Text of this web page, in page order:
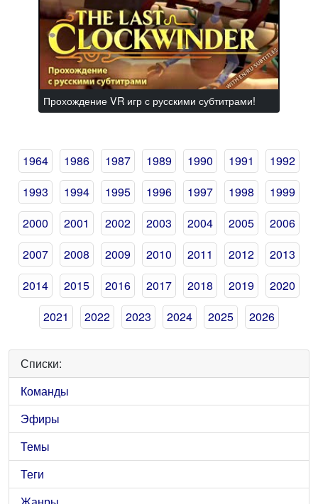
Прохождение VR игр с русскими субтитрами!
1964 1986 1987 1989 1990 1991
1992
1993
1994 1995 1996 1997 1998
1999
2000
2001 2002 2003 2004 2005
2006
2007
2008 2009 2010 2011 2012
2013
2014
2015 2016 2017 2018 2019
2020
2021
2022 2023 2024 2025 2026
Списки:
Команды
Эфиры
Темы
Теги